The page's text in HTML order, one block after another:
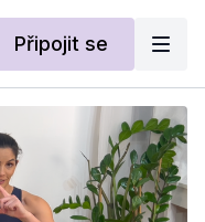
Připojit se